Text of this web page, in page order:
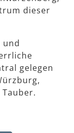
dieser
und
gelegen